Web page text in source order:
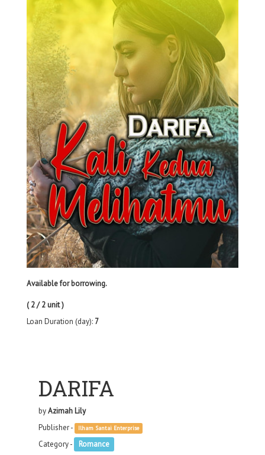
Available for borrowing.
( 2 / 2 unit )
Loan Duration (day): 7
DARIFA
byAzimah Lily
Publisher -
Ilham Santai Enterprise
Category - Romance